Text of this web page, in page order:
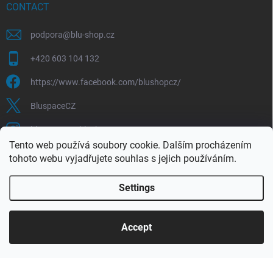
Tento web používá soubory cookie. Dalším procházením
tohoto webu vyjadřujete souhlas s jejich používáním.
Settings
Accept
CONTACT
podpora@blu-shop.cz
+420 603 104 132
https://www.facebook.com/blushopcz/
BluspaceCZ
bluspace.cz_blushop.cz
Blu-space.cz Blu-shop.cz Štěpán Čermák
Blu-shop.cz. All rights reserved.